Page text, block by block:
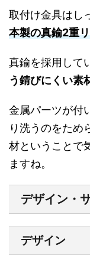
取付け金具はし
本製の真鍮2重
真鍮を採用して
う錆びにくい素
金属パーツが付
り洗うのをため
材ということで
ますね。
デザイン・
デザイン